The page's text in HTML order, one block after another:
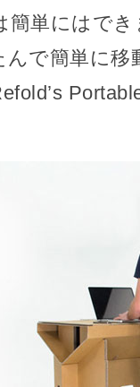
単にはで
で簡単に移